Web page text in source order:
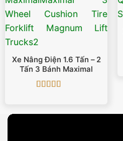
Xe Nâng Điện 1.6 Tấn – 2
Tấn 3 Bánh Maximal
sao